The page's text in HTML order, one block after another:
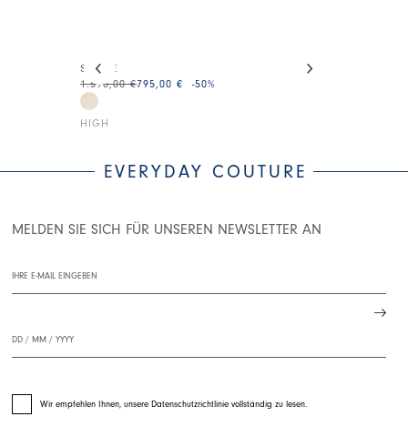
SHAKE
HIGH
1.590,00 €795,00 € -50%
EVERYDAY COUTURE
MELDEN SIE SICH FÜR UNSEREN NEWSLETTER AN
Wir empfehlen Ihnen, unsere Datenschutzrichtlinie vollständig zu lesen.